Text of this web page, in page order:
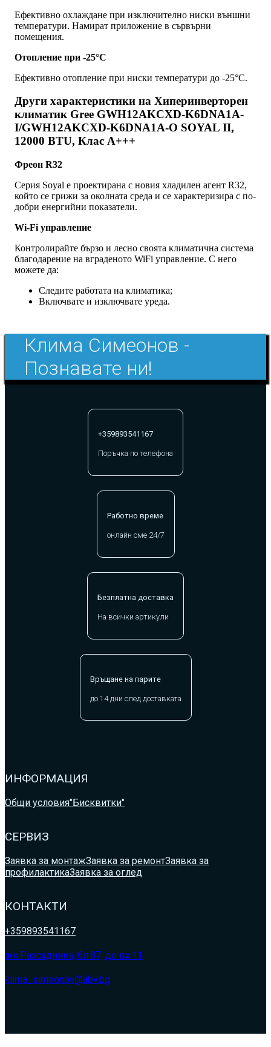
Ефективно охлаждане при изключително ниски външни
температури. Намират приложение в сървърни
помещения.
Отопление при -25°С
Ефективно отопление при ниски температури до -25°С.
Други характеристики на Хиперинверторен
климатик Gree GWH12AKCXD-K6DNA1A-
I/GWH12AKCXD-K6DNA1A-O SOYAL II,
12000 BTU, Клас A+++
Фреон R32
Серия Soyal е проектирана с новия хладилен агент R32,
който се грижи за околната среда и се характеризира с по-
добри енергийни показатели.
Wi-Fi управление
Контролирайте бързо и лесно своята климатична система
благодарение на вграденото WiFi управление. С него
можете да:
Следите работата на климатика;
Включвате и изключвате уреда.
Клима Симеонов -
Познавате ни!
+359893541167
Поръчка по телефона
Работно време
онлайн сме 24/7
Безплатна доставка
На всички артикули
Връщане на парите
до 14 дни след доставката
ИНФОРМАЦИЯ
Общи условия"Бисквитки"
СЕРВИЗ
Заявка за монтажЗаявка за ремонтЗаявка за
профилактикаЗаявка за оглед
КОНТАКТИ
+359893541167
жк.Разсадника, бл.87, до вх.11
klima_simeonov@abv.bg